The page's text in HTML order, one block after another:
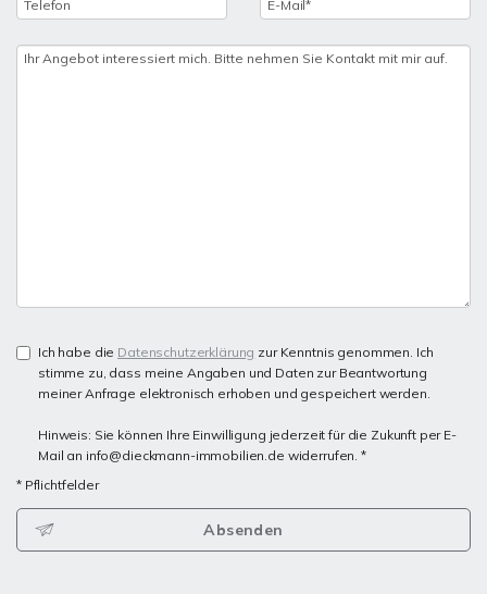
Ich habe die Datenschutzerklärung zur Kenntnis genommen. Ich
stimme zu, dass meine Angaben und Daten zur Beantwortung
meiner Anfrage elektronisch erhoben und gespeichert werden.
Hinweis: Sie können Ihre Einwilligung jederzeit für die Zukunft per E-
Mail an info@dieckmann-immobilien.de widerrufen. *
* Pflichtfelder
Absenden